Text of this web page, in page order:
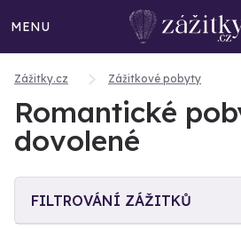
MENU
Zážitky.cz Zážitkové pobyty
Romantické
dovolené
FILTROVÁNÍ ZÁŽITKŮ